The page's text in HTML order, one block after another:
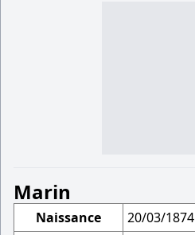
Marin
Naissance
20/03/1874